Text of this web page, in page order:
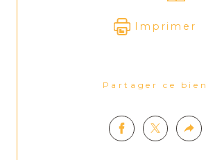
Imprimer
Partager ce bien